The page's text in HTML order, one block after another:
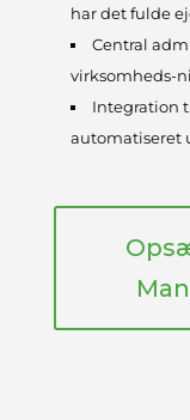
har det fulde
Central
virksomheds-
Integration
automatiseret